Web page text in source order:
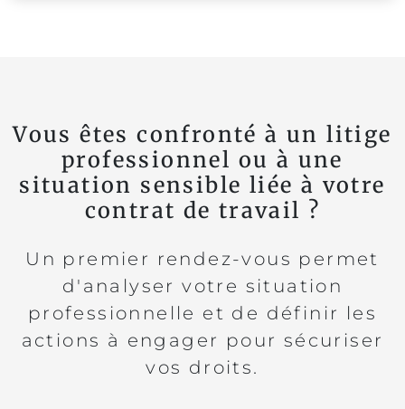
Vous êtes confronté à un litige
professionnel ou à une
situation sensible liée à votre
contrat de travail ?
Un premier rendez-vous permet
d'analyser votre situation
professionnelle et de définir les
actions à engager pour sécuriser
vos droits.